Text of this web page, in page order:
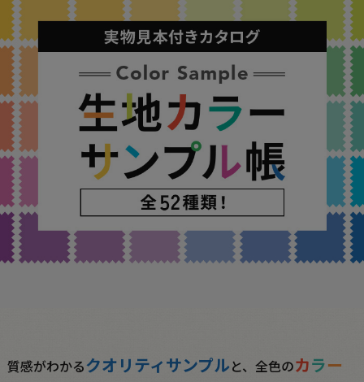
質感がわかるクオリティサンプルと、全色のカラー